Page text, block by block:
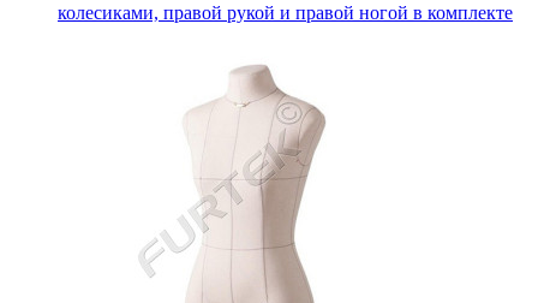
колесиками, правой рукой и правой ногой в комплекте